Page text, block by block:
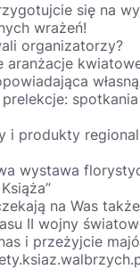
się na
wrażeń!
organizatorzy?
aranżacje
prelekcje:
i produkty
wystawa
na Was
II wojny
i przeżyjcie